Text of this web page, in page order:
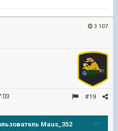
3 107
#19
Maus_352